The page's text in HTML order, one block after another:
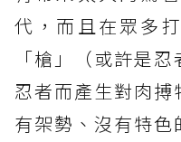
代，而且在眾多
「槍」（或許是
忍者而產生對肉搏
有架勢、沒有特